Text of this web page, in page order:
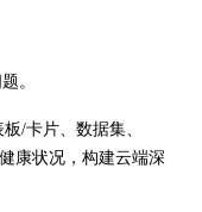
。
/卡片、数据集、
康状况，构建云端深